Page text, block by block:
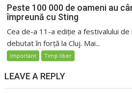
Peste 100 000 de oameni au
împreună cu Sting
Cea de-a 11-a ediție a festivalului de
debutat în forță la Cluj. Mai...
Important Timp liber
LEAVE A REPLY